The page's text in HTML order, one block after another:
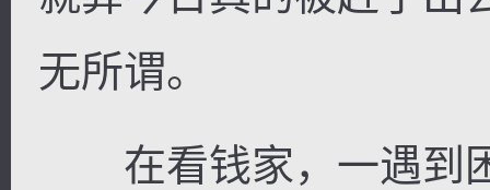
无所谓。
在看钱家，一遇到